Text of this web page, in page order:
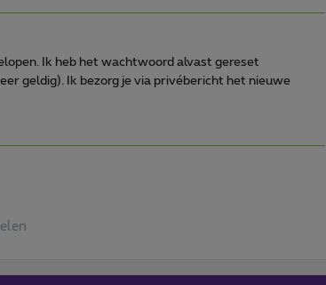
Ik heb het wachtwoord alvast gereset
geldig). Ik bezorg je via privébericht het nieuwe